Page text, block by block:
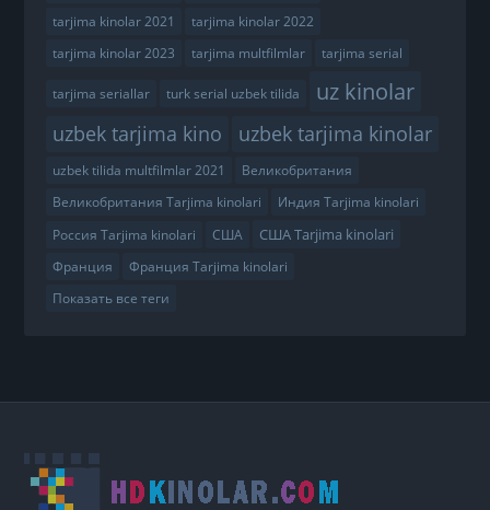
tarjima kinolar 2021
tarjima kinolar 2022
tarjima kinolar 2023
tarjima multfilmlar tarjima serial
tarjima seriallar turk serial uzbek tilida uz kinolar
uzbek tarjima kino uzbek tarjima kinolar
uzbek tilida multfilmlar 2021
Великобритания
Великобритания Tarjima kinolari
Индия Tarjima kinolari
Россия Tarjima kinolari
США США Tarjima kinolari
Франция
Франция Tarjima kinolari
Показать все теги